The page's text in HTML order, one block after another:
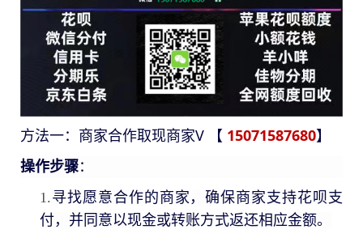
方法一：商家合作取现商家V 【 15071587680】
操作步骤：
1.寻找愿意合作的商家，确保商家支持花呗支
付，并同意以现金或转账方式返还相应金额。